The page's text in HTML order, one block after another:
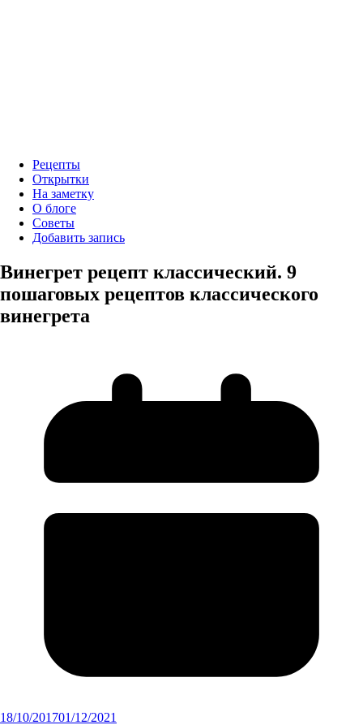
Рецепты
Открытки
На заметку
О блоге
Советы
Добавить запись
Винегрет рецепт классический. 9
пошаговых рецептов классического
винегрета
18/10/201701/12/2021